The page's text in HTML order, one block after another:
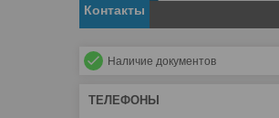
Контакты
Наличие документов